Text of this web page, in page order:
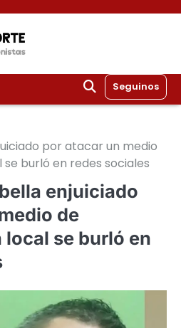
Seguinos
por atacar un medio
burló en redes sociales
enjuiciado
de
se burló en